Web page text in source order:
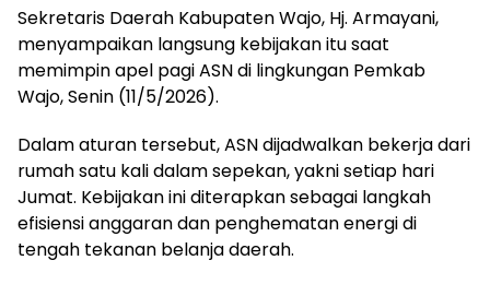
Sekretaris Daerah Kabupaten Wajo, Hj. Armayani,
menyampaikan langsung kebijakan itu saat
memimpin apel pagi ASN di lingkungan Pemkab
Wajo, Senin (11/5/2026).
Dalam aturan tersebut, ASN dijadwalkan bekerja dari
rumah satu kali dalam sepekan, yakni setiap hari
Jumat. Kebijakan ini diterapkan sebagai langkah
efisiensi anggaran dan penghematan energi di
tengah tekanan belanja daerah.